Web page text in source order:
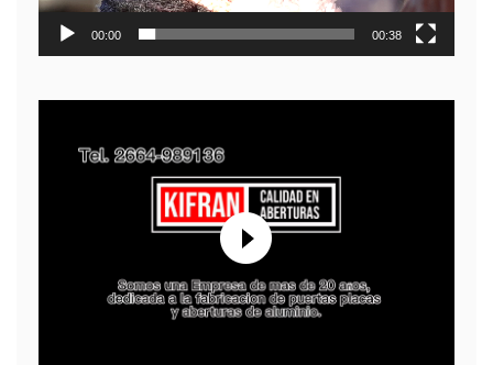
00:00 00:38